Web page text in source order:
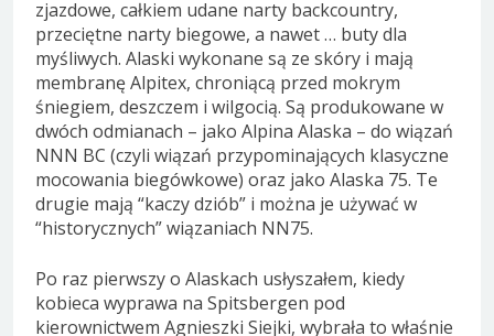
zjazdowe, całkiem udane narty backcountry,
przeciętne narty biegowe, a nawet … buty dla
myśliwych. Alaski wykonane są ze skóry i mają
membranę Alpitex, chroniącą przed mokrym
śniegiem, deszczem i wilgocią. Są produkowane w
dwóch odmianach – jako Alpina Alaska – do wiązań
NNN BC (czyli wiązań przypominających klasyczne
mocowania biegówkowe) oraz jako Alaska 75. Te
drugie mają “kaczy dziób” i można je używać w
“historycznych” wiązaniach NN75.
Po raz pierwszy o Alaskach usłyszałem, kiedy
kobieca wyprawa na Spitsbergen pod
kierownictwem Agnieszki Siejki, wybrała to właśnie